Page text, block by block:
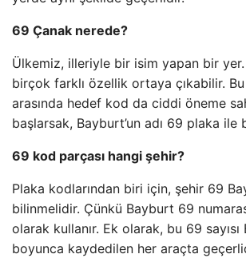
69 Çanak nerede?
Ülkemiz, illeriyle bir isim yapan bir
birçok farklı özellik ortaya çıkabilir.
arasında hedef kod da ciddi öneme
başlarsak, Bayburt’un adı 69 plaka ile
69 kod parçası hangi şehir?
Plaka kodlarından biri için, şehir 69
bilinmelidir. Çünkü Bayburt 69
olarak kullanır. Ek olarak, bu 69 sayısı
boyunca kaydedilen her araçta